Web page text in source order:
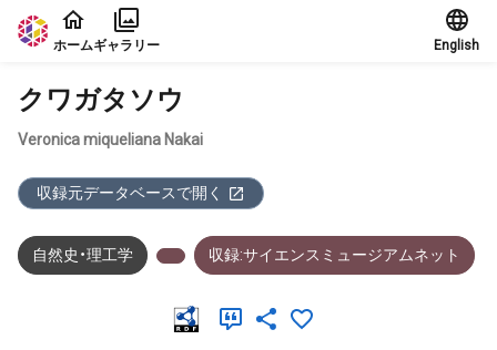
本文に飛ぶ
ホームギャラリー English
クワガタソウ
Veronica miqueliana Nakai
収録元データベースで開く
自然史・理工学 収録:サイエンスミュージアムネット